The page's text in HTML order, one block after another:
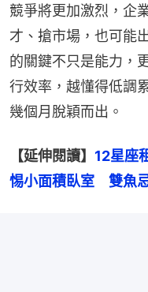
競爭將更加激烈，企
才、搶市場，也可能
的關鍵不只是能力，
行效率，越懂得低調
幾個月脫穎而出。
【延伸閱讀】 12星座
惕小面積臥室　雙魚